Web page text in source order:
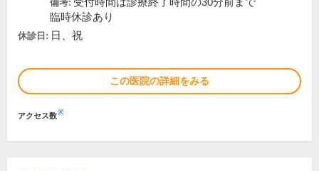
備考:
臨時休診あり
休診日: 日、祝
この医院の詳細をみる
アクセス数※